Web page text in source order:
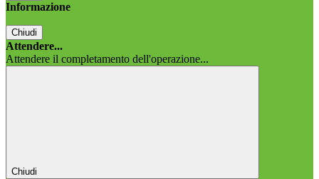
Informazione
Chiudi
Attendere...
Attendere il completamento dell'operazione...
Chiudi